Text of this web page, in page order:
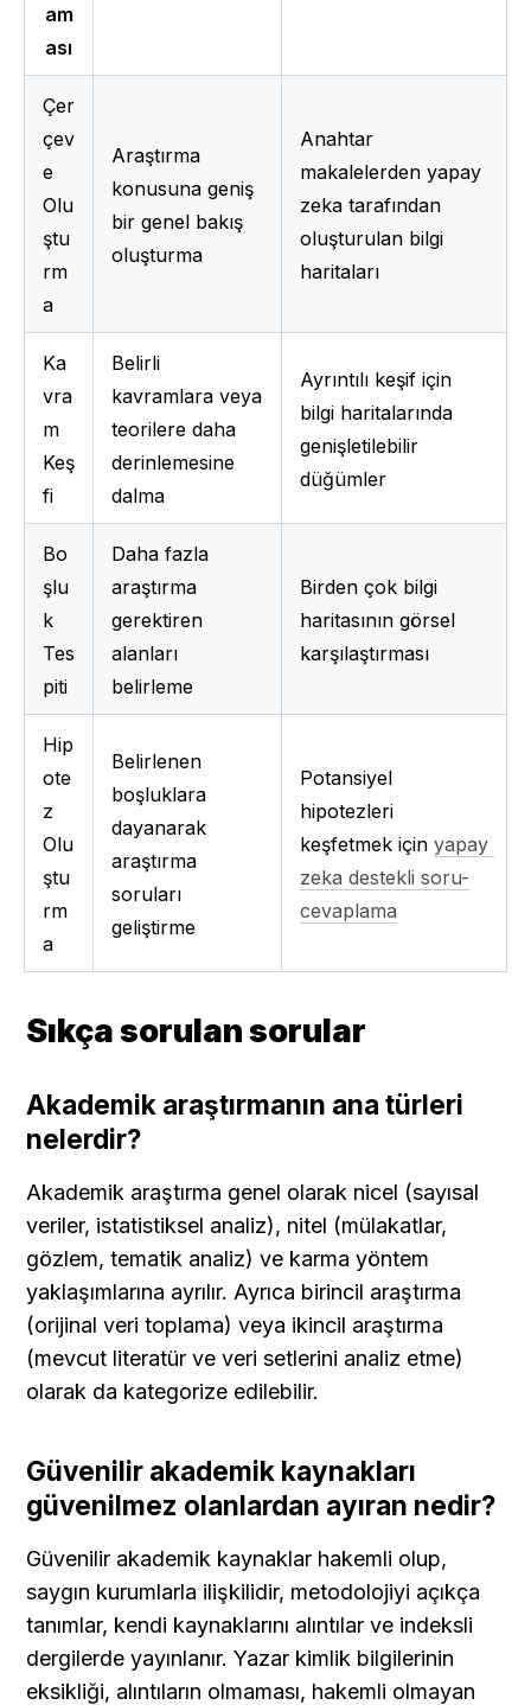
am
ası
Çer
çev
e
Olu
ştu
rm
a
Araştırma
konusuna geniş
bir genel bakış
oluşturma
Anahtar
makalelerden yapay
zeka tarafından
oluşturulan bilgi
haritaları
Ka
vra
m
Keş
fi
Belirli
kavramlara veya
teorilere daha
derinlemesine
dalma
Ayrıntılı keşif için
bilgi haritalarında
genişletilebilir
düğümler
Bo
şlu
k
Tes
piti
Daha fazla
araştırma
gerektiren
alanları
belirleme
Birden çok bilgi
haritasının görsel
karşılaştırması
Hip
ote
z
Olu
ştu
rm
a
Belirlenen
boşluklara
dayanarak
araştırma
soruları
geliştirme
Potansiyel
hipotezleri
keşfetmek için yapay
zeka destekli soru-
cevaplama
Sıkça sorulan sorular
Akademik araştırmanın ana türleri
nelerdir?
Akademik araştırma genel olarak nicel (sayısal
veriler, istatistiksel analiz), nitel (mülakatlar,
gözlem, tematik analiz) ve karma yöntem
yaklaşımlarına ayrılır. Ayrıca birincil araştırma
(orijinal veri toplama) veya ikincil araştırma
(mevcut literatür ve veri setlerini analiz etme)
olarak da kategorize edilebilir.
Güvenilir akademik kaynakları
güvenilmez olanlardan ayıran nedir?
Güvenilir akademik kaynaklar hakemli olup,
saygın kurumlarla ilişkilidir, metodolojiyi açıkça
tanımlar, kendi kaynaklarını alıntılar ve indeksli
dergilerde yayınlanır. Yazar kimlik bilgilerinin
eksikliği, alıntıların olmaması, hakemli olmayan